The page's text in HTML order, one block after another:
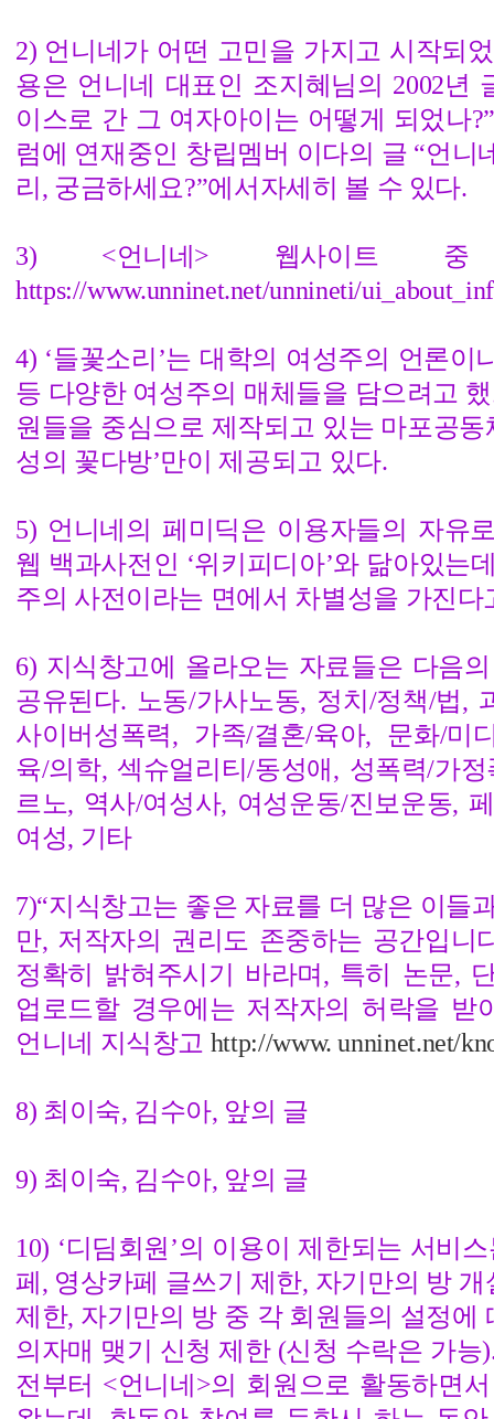
2) 언니네가 어떤 고민을 가지고 시작되
용은 언니네 대표인 조지혜님의 2002년
이스로 간 그 여자아이는 어떻게 되었나
럼에 연재중인 창립멤버 이다의 글 “언
리, 궁금하세요?”에서자세히 볼 수 있다.
3) <언니네> 웹사이트 중
https://www.unninet.net/unnineti/
4) ‘들꽃소리’는 대학의 여성주의 언론이
등 다양한 여성주의 매체들을 담으려고
원들을 중심으로 제작되고 있는 마포공동
성의 꽃다방’만이 제공되고 있다.
5) 언니네의 페미딕은 이용자들의 자유
웹 백과사전인 ‘위키피디아’와 닮아있는
주의 사전이라는 면에서 차별성을 가진다
6) 지식창고에 올라오는 자료들은 다음
공유된다. 노동/가사노동, 정치/정책/법,
사이버성폭력, 가족/결혼/육아, 문화/미
육/의학, 섹슈얼리티/동성애, 성폭력/가
르노, 역사/여성사, 여성운동/진보운동,
여성, 기타
7)“지식창고는 좋은 자료를 더 많은 이들
만, 저작자의 권리도 존중하는 공간입니
정확히 밝혀주시기 바라며, 특히 논문,
업로드할 경우에는 저작자의 허락을 받
언니네 지식창고 http://www. unninet.net/
8) 최이숙, 김수아, 앞의 글
9) 최이숙, 김수아, 앞의 글
10) ‘디딤회원’의 이용이 제한되는 서비
페, 영상카페 글쓰기 제한, 자기만의 방
제한, 자기만의 방 중 각 회원들의 설정에
의자매 맺기 신청 제한 (신청 수락은 가능
전부터 <언니네>의 회원으로 활동하면